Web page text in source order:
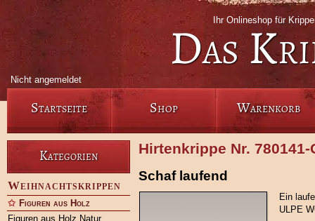
Ihr Onlineshop für
Das
Nicht angemeldet
Startseite Shop Warenkorb
Kategorien
Weihnachtskrippen
Figuren aus Holz
Figuren aus Holz Natur
Hirtenkrippe Nr.
Schaf laufend
Ein
ULPE